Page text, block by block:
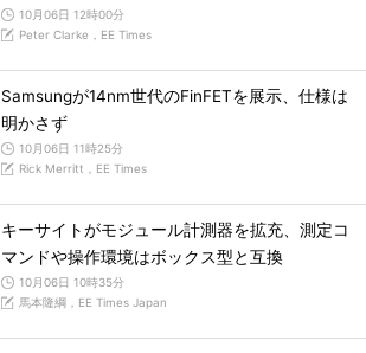
10月06日 12時00分
Peter Clarke，EE Times
Samsungが14nm世代のFinFETを展示、仕様は
明かさず
10月06日 11時25分
Rick Merritt，EE Times
キーサイトがモジュール計測器を拡充、測定コ
マンドや操作環境はボックス型と互換
10月06日 10時35分
馬本隆綱，EE Times Japan